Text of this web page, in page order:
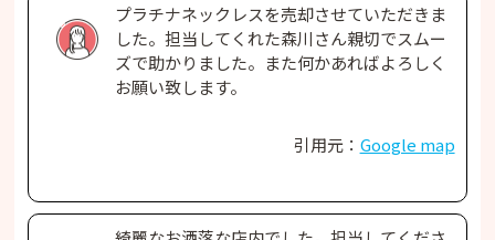
プラチナネックレスを売却させていただきま
した。担当してくれた森川さん親切でスムー
ズで助かりました。また何かあればよろしく
お願い致します。
引用元： Google map